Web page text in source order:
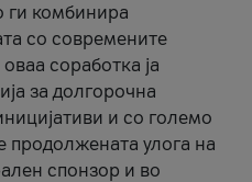
ги комбинира
со современите
соработка ја
за долгорочна
и со големо
продолжената улога на
спонзор и во